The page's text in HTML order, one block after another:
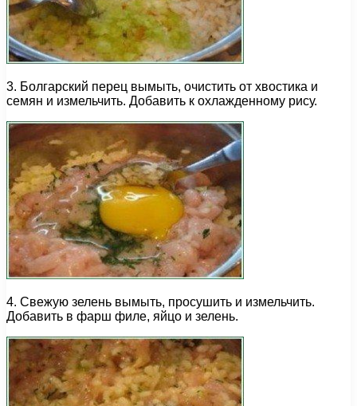
3. Болгарский перец вымыть, очистить от хвостика и
семян и измельчить. Добавить к охлажденному рису.
4. Свежую зелень вымыть, просушить и измельчить.
Добавить в фарш филе, яйцо и зелень.